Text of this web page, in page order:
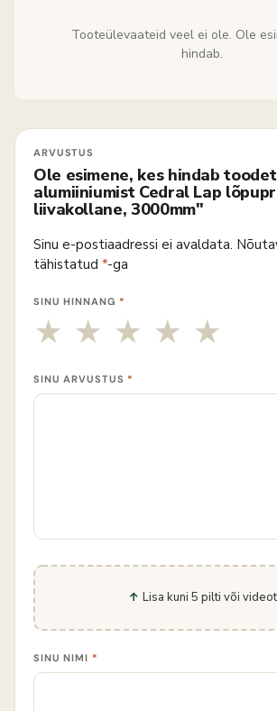
Tooteülevaateid veel ei ole. Ole
hindab.
Ole esimene, kes hindab
alumiiniumist Cedral Lap
liivakollane, 3000mm"
Sinu e-postiaadressi ei avaldata.
tähistatud *-ga
SINU HINNANG *
SINU ARVUSTUS *
Lisa kuni 5 pilti või videot
SINU NIMI *